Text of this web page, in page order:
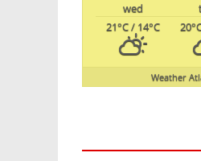
wed
20
21°C/ 14°C
Weather